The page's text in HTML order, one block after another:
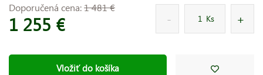
Doporučená cena:1 481 €
1 255 € Ks
Vložiť do košíka